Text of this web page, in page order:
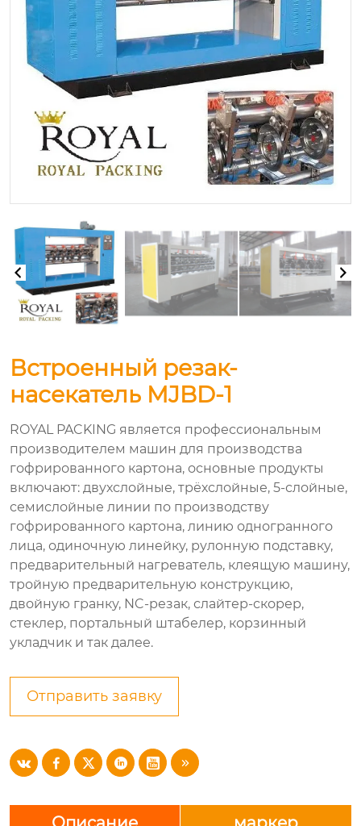
Встроенный резак-
насекатель MJBD-1
ROYAL PACKING является профессиональным
производителем машин для производства
гофрированного картона, основные продукты
включают: двухслойные, трёхслойные, 5-слойные,
семислойные линии по производству
гофрированного картона, линию одногранного
лица, одиночную линейку, рулонную подставку,
предварительный нагреватель, клеящую машину,
тройную предварительную конструкцию,
двойную гранку, NC-резак, слайтер-скорер,
стеклер, портальный штабелер, корзинный
укладчик и так далее.
Отправить заявку
     